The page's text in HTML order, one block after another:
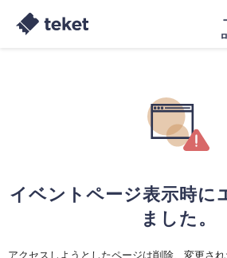
イベントページ表示時に
ました。
アクセスしようとしたページは削除、変更さ